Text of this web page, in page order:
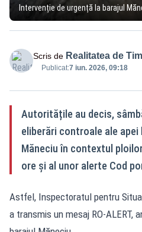
Intervenție de urgență la barajul
Scris de Realitatea de
Publicat:7 iun. 2026, 09:18
Autoritățile au decis,
eliberări controale ale apei
Măneciu în contextul
ore și al unor alerte Cod
Astfel, Inspectoratul pentru
a transmis un mesaj RO-ALERT,